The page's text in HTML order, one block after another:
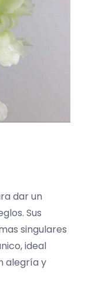
dar un
Sus
singulares
ideal
alegría y